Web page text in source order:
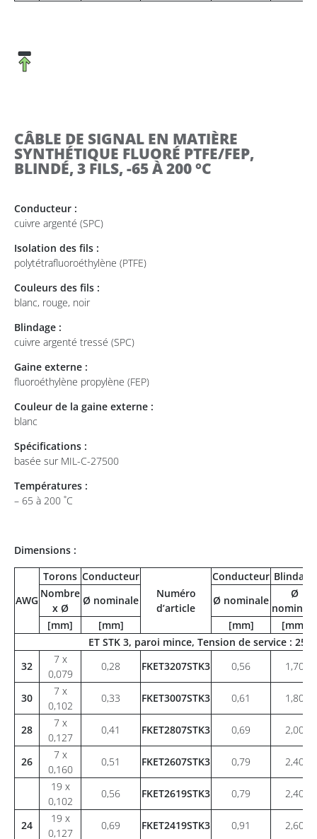
CÂBLE DE SIGNAL EN MATIÈRE
SYNTHÉTIQUE FLUORÉ PTFE/FEP,
BLINDÉ, 3 FILS, -65 À 200 °C
Conducteur :
cuivre argenté (SPC)
Isolation des fils :
polytétrafluoroéthylène (PTFE)
Couleurs des fils :
blanc, rouge, noir
Blindage :
cuivre argenté tressé (SPC)
Gaine externe :
fluoroéthylène propylène (FEP)
Couleur de la gaine externe :
blanc
Spécifications :
basée sur MIL-C-27500
Températures :
– 65 à 200 ˚C
Dimensions :
AWG
Torons Conducteur
Numéro
d’article
Conducteur Blindage
Nombre
x Ø
Ø nominale Ø nominale
Ø
nominale
[mm]
[mm] [mm]
[mm]
ET STK 3, paroi mince, Tension de service : 250/
32
7 x
0,079
0,28 FKET3207STK3 0,56 1,70
30
7 x
0,102
0,33 FKET3007STK3 0,61 1,80
28
7 x
0,127
0,41 FKET2807STK3 0,69 2,00
26
7 x
0,160
0,51 FKET2607STK3 0,79
2,40
19 x
0,102
0,56 FKET2619STK3 0,79 2,40
24
19 x
0,127
0,69 FKET2419STK3 0,91 2,60